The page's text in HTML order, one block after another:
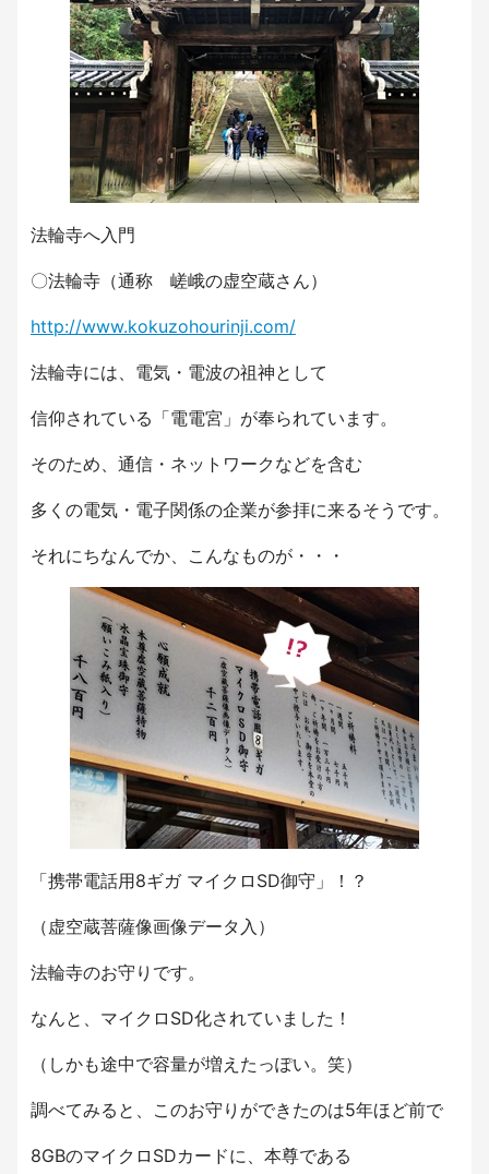
法輪寺へ入門
〇法輪寺（通称 嵯峨の虚空蔵さん）
http://www.kokuzohourinji.com/
法輪寺には、電気・電波の祖神として
信仰されている「電電宮」が奉られています。
そのため、通信・ネットワークなどを含む
多くの電気・電子関係の企業が参拝に来るそうです。
それにちなんでか、こんなものが・・・
「携帯電話用8ギガ マイクロSD御守」！？
（虚空蔵菩薩像画像データ入）
法輪寺のお守りです。
なんと、マイクロSD化されていました！
（しかも途中で容量が増えたっぽい。笑）
調べてみると、このお守りができたのは5年ほど前で
8GBのマイクロSDカードに、本尊である